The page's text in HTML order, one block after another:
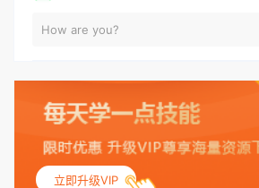
How are you?
立即升级VIP